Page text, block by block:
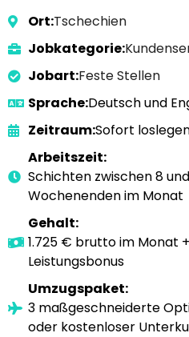
Ort:Tschechien
Jobkategorie:
Jobart:Feste Stellen
Sprache:Deutsch und
Zeitraum:Sofort
Arbeitszeit:
Schichten zwischen 8
Wochenenden im Monat
Gehalt:
1.725 € brutto im Monat
Leistungsbonus
Umzugspaket:
3 maßgeschneiderte
oder kostenloser